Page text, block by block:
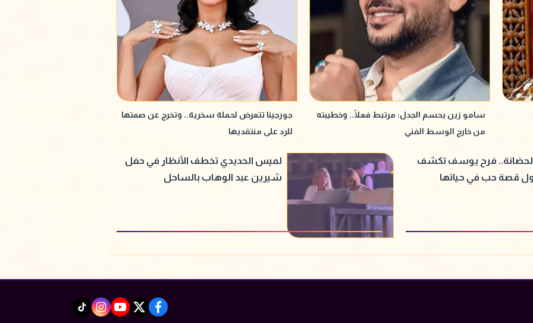
سامو زين يحسم الجدل: مرتبط فعلًا.. وخطيبته
من خارج الوسط الفني
جورجينا تتعرض لحملة سخرية.. وتخرج عن صمتها
للرد على منتقديها
فرح يوسف تكشف
قصة حب في حياتها
لميس الحديدي تخطف الأنظار في حفل
شيرين عبد الوهاب بالساحل
facebook
twitter
youtube
instagram
tiktok